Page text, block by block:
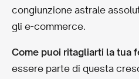
congiunzione astrale
gli e-commerce.
Come puoi ritagliarti la tua
essere parte di questa